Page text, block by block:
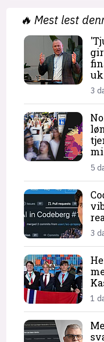
🔥 Mest lest
3
5
3
1